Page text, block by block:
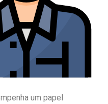
um papel